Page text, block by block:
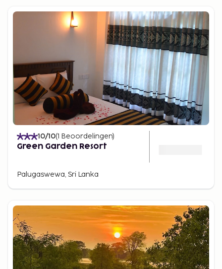
10/10(1 Beoordelingen)
Green Garden Resort
Palugaswewa, Sri Lanka